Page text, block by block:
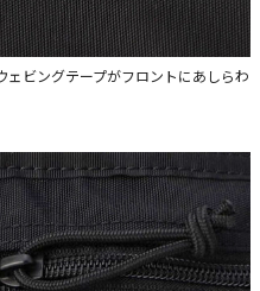
ビングテープがフロントにあしらわ